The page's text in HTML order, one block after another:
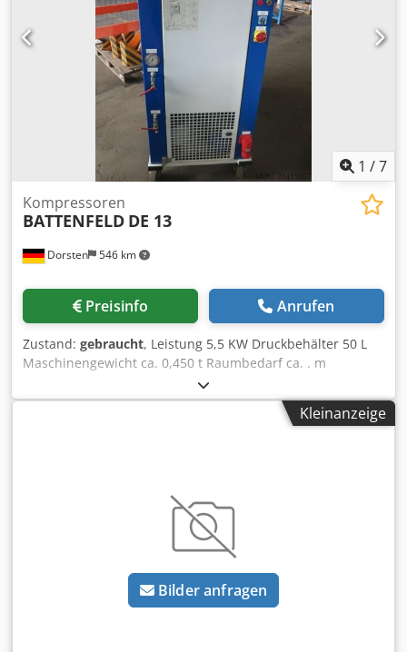
1 /7
Dorsten 546 km
Kompressoren
BATTENFELD DE 13
Preisinfo Anrufen
Zustand: gebraucht, Leistung 5,5 KW Druckbehälter 50 L
Maschinengewicht ca. 0,450 t Raumbedarf ca. . m
Förderdruck 330 bar Literleistung . l Medium: Stickstoff N2
The tech. Data are manufacturer or operator information
and therefore non- binding. We reserve the right to prior
10,000 items and accessories for your workshop If you are
interested in selling machines, production lines, or your
business, please contact us. You can find further offers on
our website. Tours are Crodpsyqvz Dofx Akaef possible by
appointment. We look forward to your visit. Your Markus
Kleinanzeige
Bilder anfragen